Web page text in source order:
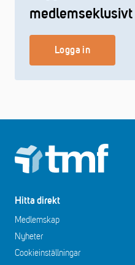
Logga in
Footer
Hitta direkt
Medlemskap
Nyheter
Cookieinställningar